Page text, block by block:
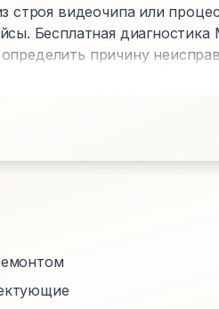
строя видеочипа или
Бесплатная диагностика
причину